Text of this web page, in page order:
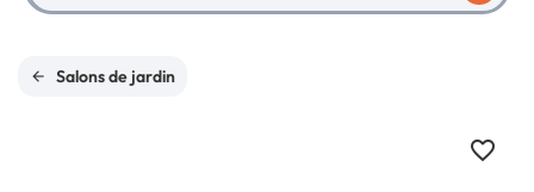
Salons de jardin
favorite_border